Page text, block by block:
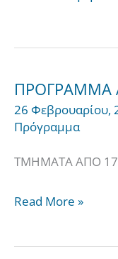
ΠΡΟΓΡΑΜΜΑ
26 Φεβρουαρίου,
Πρόγραμμα
ΤΜΗΜΑΤΑ ΑΠΟ
ΠΡΟΓΡΑΜΜΑ
ΑΠΟ
17/2
Read More »